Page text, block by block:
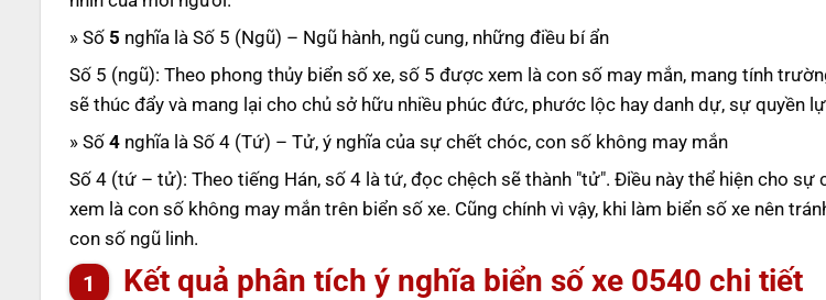
» Số 5 nghĩa là Số 5 (Ngũ) – Ngũ hành, ngũ cung, những điều bí ẩn
Số 5 (ngũ): Theo phong thủy biển số xe, số 5 được xem là con số may mắn, mang tính
sẽ thúc đẩy và mang lại cho chủ sở hữu nhiều phúc đức, phước lộc hay danh dự, sự quyền
» Số 4nghĩa là Số 4 (Tứ) – Tử, ý nghĩa của sự chết chóc, con số không may mắn
Số 4 (tứ – tử): Theo tiếng Hán, số 4 là tứ, đọc chệch sẽ thành "tử". Điều này thể hiện cho sự
xem là con số không may mắn trên biển số xe. Cũng chính vì vậy, khi làm biển số xe nên
con số ngũ linh.
Kết quả phân tích ý nghĩa biển số xe 0540 chi tiết